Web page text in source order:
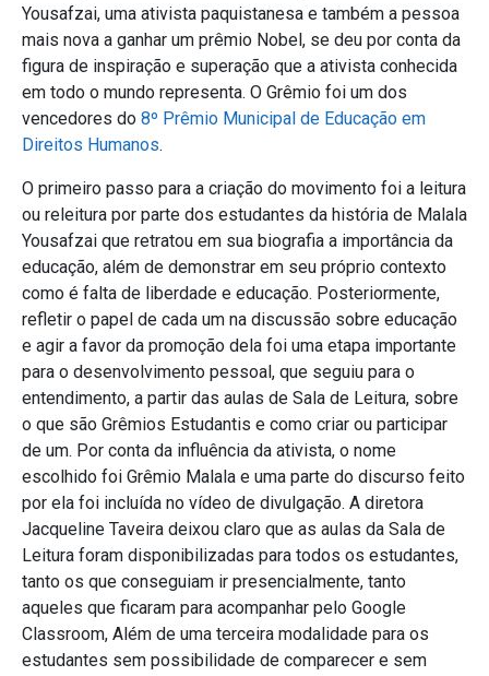
Yousafzai, uma ativista paquistanesa e também a pessoa
mais nova a ganhar um prêmio Nobel, se deu por conta da
figura de inspiração e superação que a ativista conhecida
em todo o mundo representa. O Grêmio foi um dos
vencedores do 8º Prêmio Municipal de Educação em
Direitos Humanos.
O primeiro passo para a criação do movimento foi a leitura
ou releitura por parte dos estudantes da história de Malala
Yousafzai que retratou em sua biografia a importância da
educação, além de demonstrar em seu próprio contexto
como é falta de liberdade e educação. Posteriormente,
refletir o papel de cada um na discussão sobre educação
e agir a favor da promoção dela foi uma etapa importante
para o desenvolvimento pessoal, que seguiu para o
entendimento, a partir das aulas de Sala de Leitura, sobre
o que são Grêmios Estudantis e como criar ou participar
de um. Por conta da influência da ativista, o nome
escolhido foi Grêmio Malala e uma parte do discurso feito
por ela foi incluída no vídeo de divulgação. A diretora
Jacqueline Taveira deixou claro que as aulas da Sala de
Leitura foram disponibilizadas para todos os estudantes,
tanto os que conseguiam ir presencialmente, tanto
aqueles que ficaram para acompanhar pelo Google
Classroom, Além de uma terceira modalidade para os
estudantes sem possibilidade de comparecer e sem